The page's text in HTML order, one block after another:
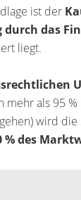
ist der
durch das
liegt.
mehr als 95
wird die
% des